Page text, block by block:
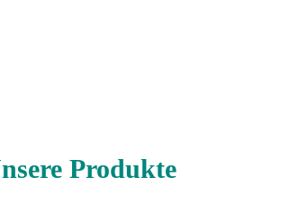
Produkte